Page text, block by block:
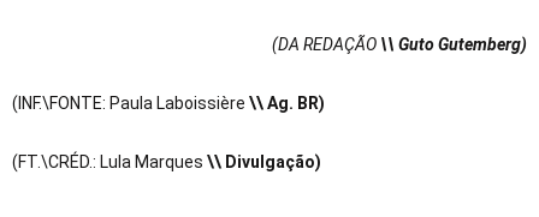
(DA REDAÇÃO \\ Guto Gutemberg)
(INF.\FONTE: Paula Laboissière \\ Ag. BR)
(FT.\CRÉD.: Lula Marques \\ Divulgação)